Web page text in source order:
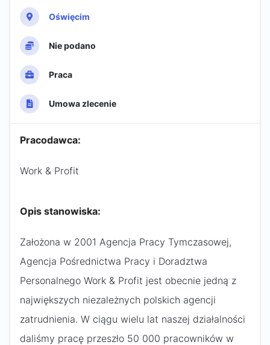
Oświęcim
Nie podano
Praca
Umowa zlecenie
Pracodawca:
Work & Profit
Opis stanowiska:
Założona w 2001 Agencja Pracy Tymczasowej,
Agencja Pośrednictwa Pracy i Doradztwa
Personalnego Work & Profit jest obecnie jedną z
największych niezależnych polskich agencji
zatrudnienia. W ciągu wielu lat naszej działalności
daliśmy pracę przeszło 50 000 pracowników w